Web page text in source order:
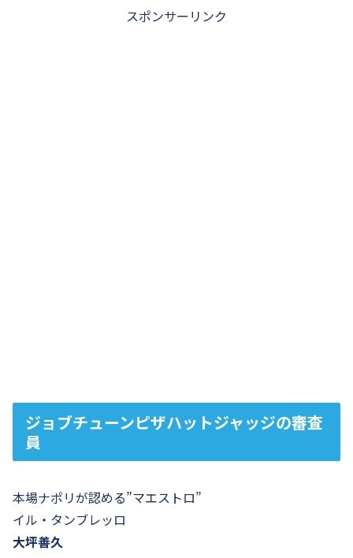
スポンサーリンク
ジョブチューンピザハットジャッジの審査
員
本場ナポリが認める”マエストロ”
イル・タンブレッロ
大坪善久